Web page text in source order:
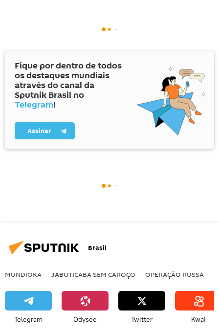
Fique por dentro de todos
os destaques mundiais
através do canal da
Sputnik Brasil no
Telegram!
Assinar
Brasil
MUNDIOKA JABUTICABA SEM CAROÇO OPERAÇÃO RUSSA
Telegram Odysee Twitter Kwai